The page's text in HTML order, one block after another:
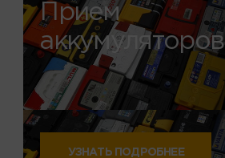
Прием
аккумуляторов
УЗНАТЬ ПОДРОБНЕЕ